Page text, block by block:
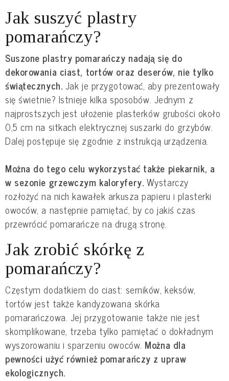
Jak suszyć plastry
pomarańczy?
Suszone plastry pomarańczy nadają się do
dekorowania ciast, tortów oraz deserów, nie tylko
świątecznych. Jak je przygotować, aby prezentowały
się świetnie? Istnieje kilka sposobów. Jednym z
najprostszych jest ułożenie plasterków grubości około
0,5 cm na sitkach elektrycznej suszarki do grzybów.
Dalej postępuje się zgodnie z instrukcją urządzenia.
Można do tego celu wykorzystać także piekarnik, a
w sezonie grzewczym kaloryfery. Wystarczy
rozłożyć na nich kawałek arkusza papieru i plasterki
owoców, a następnie pamiętać, by co jakiś czas
przewrócić pomarańcze na drugą stronę.
Jak zrobić skórkę z
pomarańczy?
Częstym dodatkiem do ciast: serników, keksów,
tortów jest także kandyzowana skórka
pomarańczowa. Jej przygotowanie także nie jest
skomplikowane, trzeba tylko pamiętać o dokładnym
wyszorowaniu i sparzeniu owoców. Można dla
pewności użyć również pomarańczy z upraw
ekologicznych.